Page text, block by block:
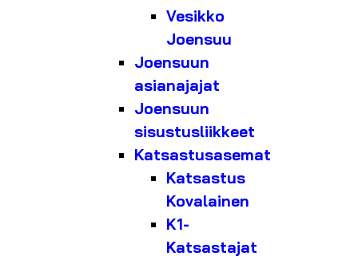
Vesikko
Joensuu
Joensuun
asianajajat
Joensuun
sisustusliikkeet
Katsastusasemat
Katsastus
Kovalainen
K1-
Katsastajat